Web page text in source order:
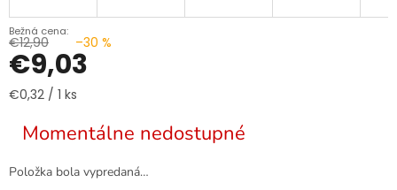
€12,90 –30 %
€9,03
Jednotková
€0,32 / 1 ks
Momentálne nedostupné
Položka bola vypredaná…